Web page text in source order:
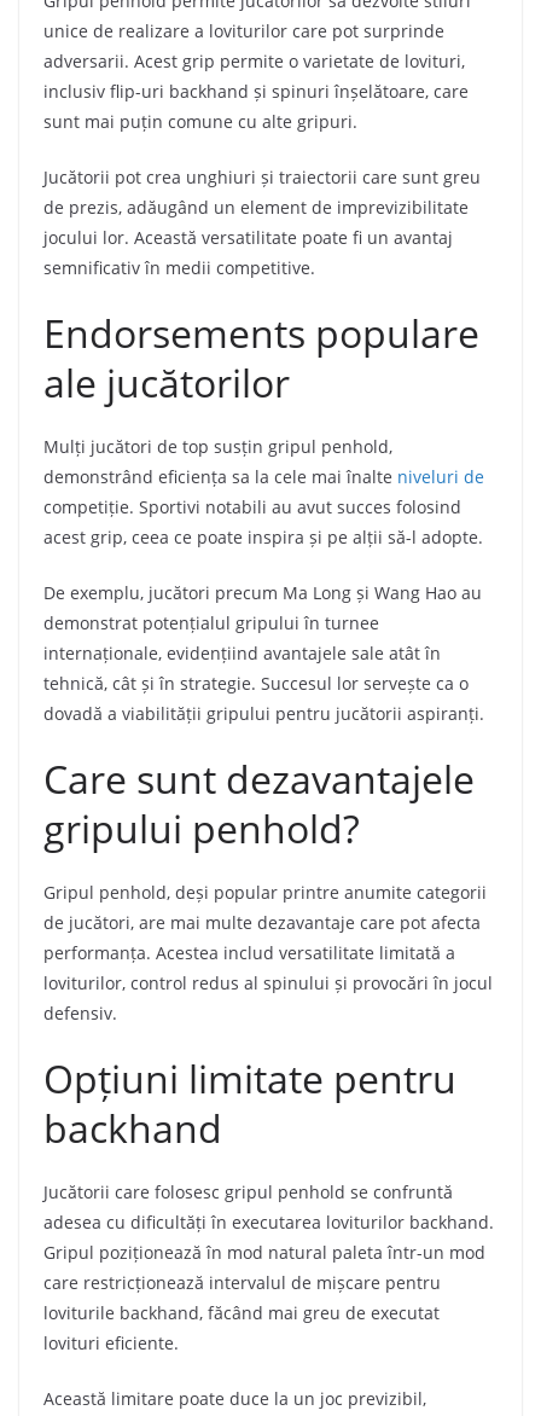
unice de realizare a loviturilor care pot surprinde
adversarii. Acest grip permite o varietate de lovituri,
inclusiv flip-uri backhand și spinuri înșelătoare, care
sunt mai puțin comune cu alte gripuri.
Jucătorii pot crea unghiuri și traiectorii care sunt greu
de prezis, adăugând un element de imprevizibilitate
jocului lor. Această versatilitate poate fi un avantaj
semnificativ în medii competitive.
Endorsements populare
ale jucătorilor
Mulți jucători de top susțin gripul penhold,
demonstrând eficiența sa la cele mai înalte niveluri de
competiție. Sportivi notabili au avut succes folosind
acest grip, ceea ce poate inspira și pe alții să-l adopte.
De exemplu, jucători precum Ma Long și Wang Hao au
demonstrat potențialul gripului în turnee
internaționale, evidențiind avantajele sale atât în
tehnică, cât și în strategie. Succesul lor servește ca o
dovadă a viabilității gripului pentru jucătorii aspiranți.
Care sunt dezavantajele
gripului penhold?
Gripul penhold, deși popular printre anumite categorii
de jucători, are mai multe dezavantaje care pot afecta
performanța. Acestea includ versatilitate limitată a
loviturilor, control redus al spinului și provocări în jocul
defensiv.
Opțiuni limitate pentru
backhand
Jucătorii care folosesc gripul penhold se confruntă
adesea cu dificultăți în executarea loviturilor backhand.
Gripul poziționează în mod natural paleta într-un mod
care restricționează intervalul de mișcare pentru
loviturile backhand, făcând mai greu de executat
lovituri eficiente.
Această limitare poate duce la un joc previzibil,